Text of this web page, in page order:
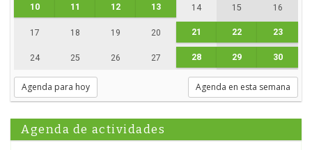
10 11 12 13 14 15 16
17 18 19 20 21 22 23
24 25 26 27 28 29 30
Agenda para hoy Agenda en esta semana
Agenda de actividades